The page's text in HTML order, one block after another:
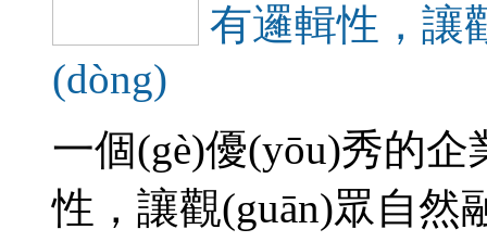
有邏輯性
(dòng)
一個(gè)優(yōu)秀的
性，讓觀(guān)眾